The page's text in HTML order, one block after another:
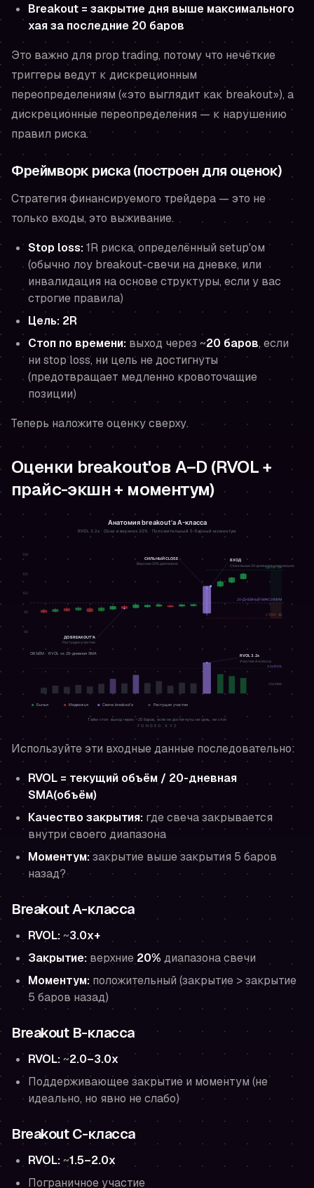
Breakout = закрытие дня выше максимального
хая за последние 20 баров
Это важно для prop trading, потому что нечёткие
триггеры ведут к дискреционным
переопределениям («это выглядит как breakout»), а
дискреционные переопределения — к нарушению
правил риска.
Фреймворк риска (построен для оценок)
Стратегия финансируемого трейдера — это не
только входы, это выживание.
Stop loss:1R риска, определённый setup'ом
(обычно лоу breakout-свечи на дневке, или
инвалидация на основе структуры, если у вас
строгие правила)
Цель: 2R
Стоп по времени: выход через ~20 баров, если
ни stop loss, ни цель не достигнуты
(предотвращает медленно кровоточащие
позиции)
Теперь наложите оценку сверху.
Оценки breakout'ов A–D (RVOL +
прайс-экшн + моментум)
Используйте эти входные данные последовательно:
RVOL = текущий объём / 20-дневная
SMA(объём)
Качество закрытия: где свеча закрывается
внутри своего диапазона
Моментум:закрытие выше закрытия 5 баров
назад?
Breakout A-класса
RVOL:~3.0x+
Закрытие: верхние 20% диапазона свечи
Моментум: положительный (закрытие > закрытие
5 баров назад)
Breakout B-класса
RVOL:~2.0–3.0x
Поддерживающее закрытие и моментум (не
идеально, но явно не слабо)
Breakout C-класса
RVOL:~1.5–2.0x
Пограничное участие